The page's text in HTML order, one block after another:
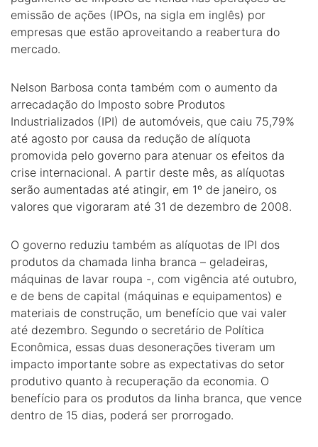
emissão de ações (IPOs, na sigla em inglês) por
empresas que estão aproveitando a reabertura do
mercado.
Nelson Barbosa conta também com o aumento da
arrecadação do Imposto sobre Produtos
Industrializados (IPI) de automóveis, que caiu 75,79%
até agosto por causa da redução de alíquota
promovida pelo governo para atenuar os efeitos da
crise internacional. A partir deste mês, as alíquotas
serão aumentadas até atingir, em 1º de janeiro, os
valores que vigoraram até 31 de dezembro de 2008.
O governo reduziu também as alíquotas de IPI dos
produtos da chamada linha branca – geladeiras,
máquinas de lavar roupa -, com vigência até outubro,
e de bens de capital (máquinas e equipamentos) e
materiais de construção, um benefício que vai valer
até dezembro. Segundo o secretário de Política
Econômica, essas duas desonerações tiveram um
impacto importante sobre as expectativas do setor
produtivo quanto à recuperação da economia. O
benefício para os produtos da linha branca, que vence
dentro de 15 dias, poderá ser prorrogado.